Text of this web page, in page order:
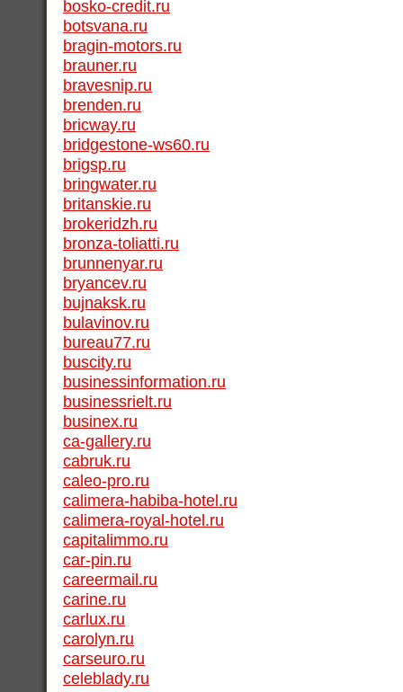
bosko-credit.ru
botsvana.ru
bragin-motors.ru
brauner.ru
bravesnip.ru
brenden.ru
bricway.ru
bridgestone-ws60.ru
brigsp.ru
bringwater.ru
britanskie.ru
brokeridzh.ru
bronza-toliatti.ru
brunnenyar.ru
bryancev.ru
bujnaksk.ru
bulavinov.ru
bureau77.ru
buscity.ru
businessinformation.ru
businessrielt.ru
businex.ru
ca-gallery.ru
cabruk.ru
caleo-pro.ru
calimera-habiba-hotel.ru
calimera-royal-hotel.ru
capitalimmo.ru
car-pin.ru
careermail.ru
carine.ru
carlux.ru
carolyn.ru
carseuro.ru
celeblady.ru